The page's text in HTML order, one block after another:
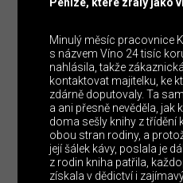
Minulý měsíc pracovnice
s názvem Víno 24 tisíc
nahlásila, takže
kontaktovat majitelku, ke
zdárně doputovaly. Ta
a ani přesně nevěděla, jak
doma sešly knihy z třídění
obou stran rodiny, a
její šálek kávy, poslala je
z rodin kniha patřila,
získala v dědictví i